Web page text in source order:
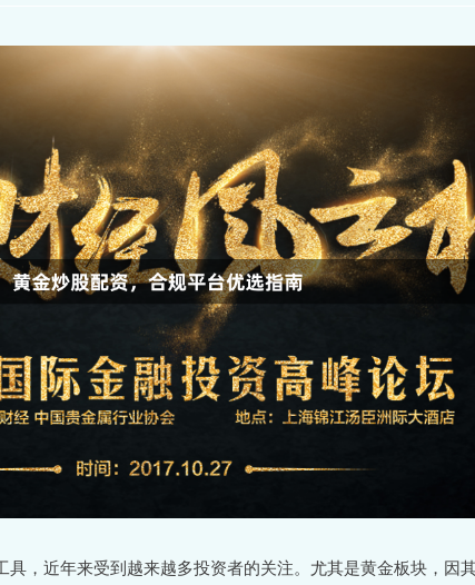
，近年来受到越来越多投资者的关注。尤其是黄金板块，因